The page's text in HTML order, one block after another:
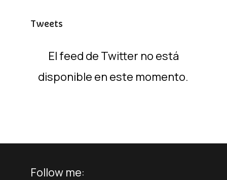
Tweets
El feed de Twitter no está
disponible en este momento.
Follow me: